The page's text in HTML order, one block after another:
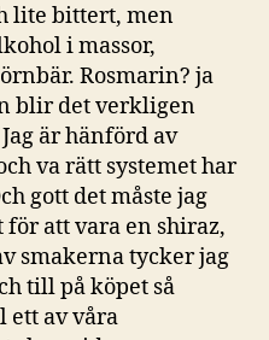
lite bittert, men
i massor,
Rosmarin? ja
blir det verkligen
är hänförd av
va rätt systemet har
gott det måste jag
för att vara en shiraz,
smakerna tycker jag
till på köpet så
ett av våra